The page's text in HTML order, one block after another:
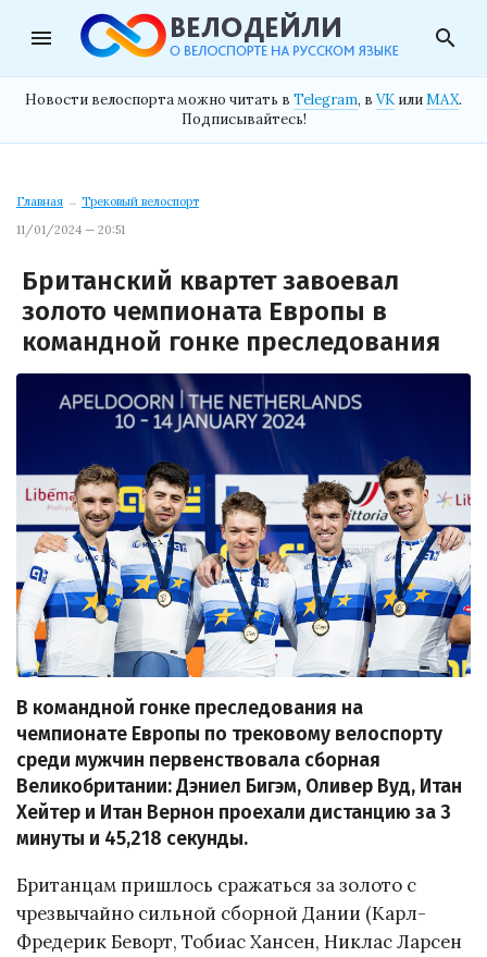
menu search
Новости велоспорта можно читать в Telegram, в VK илиMAX.
Подписывайтесь!
Главная → Трековый велоспорт
11/01/2024 — 20:51
Британский квартет завоевал
золото чемпионата Европы в
командной гонке преследования
В командной гонке преследования на
чемпионате Европы по трековому велоспорту
среди мужчин первенствовала сборная
Великобритании: Дэниел Бигэм, Оливер Вуд, Итан
Хейтер и Итан Вернон проехали дистанцию за 3
минуты и 45,218 секунды.
Британцам пришлось сражаться за золото с
чрезвычайно сильной сборной Дании (Карл-
Фредерик Беворт, Тобиас Хансен, Никлас Ларсен